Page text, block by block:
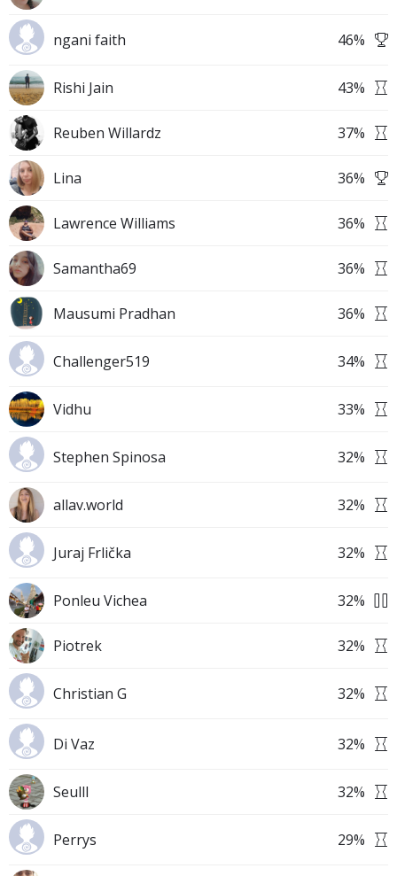
ngani faith 46%
Rishi Jain 43%
Reuben Willardz 37%
Lina 36%
Lawrence Williams 36%
Samantha69 36%
Mausumi Pradhan 36%
Challenger519 34%
Vidhu 33%
Stephen Spinosa 32%
allav.world 32%
Juraj Frlička 32%
Ponleu Vichea 32%
Piotrek 32%
Christian G 32%
Di Vaz 32%
Seulll 32%
Perrys 29%